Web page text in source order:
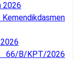
2026
B/KPT/2026